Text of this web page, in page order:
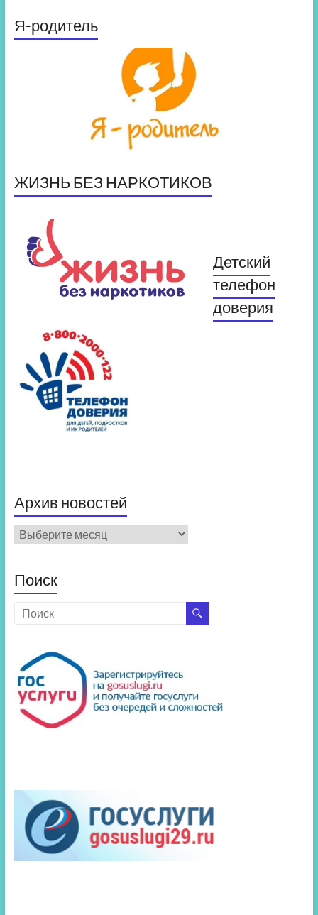
Я-родитель
ЖИЗНЬ БЕЗ НАРКОТИКОВ
Детский
телефон
доверия
Архив новостей
Архив
новостей
Поиск